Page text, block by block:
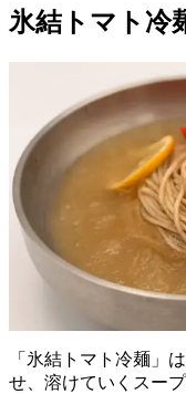
氷結トマト冷
「氷結トマト冷麺」
せ、溶けていくスー